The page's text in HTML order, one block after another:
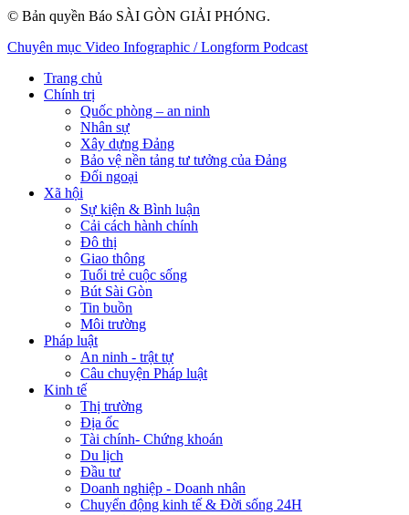
© Bản quyền Báo SÀI GÒN GIẢI PHÓNG.
Chuyên mục Video Infographic / Longform Podcast
Trang chủ
Chính trị
Quốc phòng – an ninh
Nhân sự
Xây dựng Đảng
Bảo vệ nền tảng tư tưởng của Đảng
Đối ngoại
Xã hội
Sự kiện & Bình luận
Cải cách hành chính
Đô thị
Giao thông
Tuổi trẻ cuộc sống
Bút Sài Gòn
Tin buồn
Môi trường
Pháp luật
An ninh - trật tự
Câu chuyện Pháp luật
Kinh tế
Thị trường
Địa ốc
Tài chính- Chứng khoán
Du lịch
Đầu tư
Doanh nghiệp - Doanh nhân
Chuyển động kinh tế & Đời sống 24H